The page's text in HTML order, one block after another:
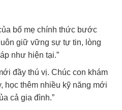
bố mẹ chính thức bước
giữ vững sự tự tin, lòng
như hiện tại.”
đầy thú vị. Chúc con khám
học thêm nhiều kỹ năng mới
cả gia đình.”